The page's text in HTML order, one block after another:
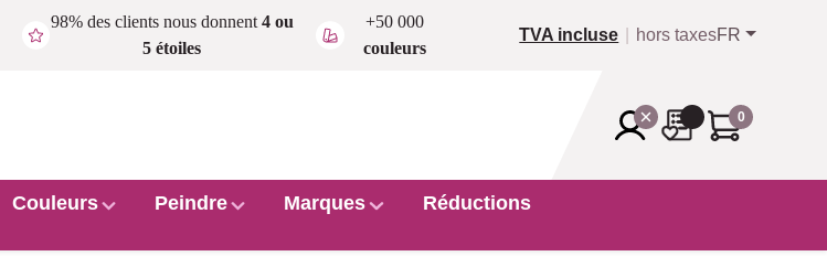
98% des clients nous donnent 4 ou
5 étoiles
+50 000
couleurs
TVA incluse hors taxesFR
0
Couleurs Peindre Marques Réductions